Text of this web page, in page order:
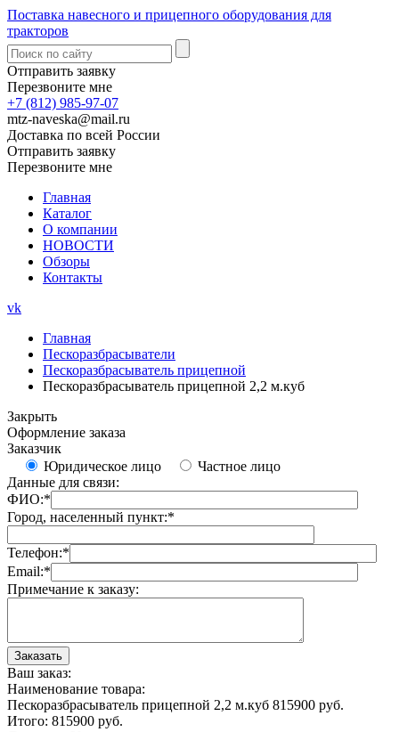
Поставка навесного и прицепного оборудования для
тракторов
Отправить заявку
Перезвоните мне
+7 (812) 985-97-07
mtz-naveska@mail.ru
Доставка по всей России
Отправить заявку
Перезвоните мне
Главная
Каталог
О компании
НОВОСТИ
Обзоры
Контакты
vk
Главная
Пескоразбрасыватели
Пескоразбрасыватель прицепной
Пескоразбрасыватель прицепной 2,2 м.куб
Закрыть
Оформление заказа
Заказчик
Юридическое лицо
Частное лицо
Данные для связи:
ФИО:*
Город, населенный пункт:*
Телефон:*
Email:*
Примечание к заказу:
Ваш заказ:
Наименование товара:
Пескоразбрасыватель прицепной 2,2 м.куб 815900 руб.
Итого: 815900 руб.